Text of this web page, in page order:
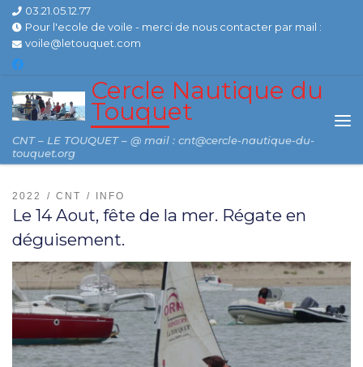
Skip to content
03.21.05.12.77
Pour l'ecole de voile - merci de nous contacter par mail :
voile@letouquet.com
Cercle Nautique du
Touquet
CNT – LE TOUQUET – @ mail : cnt@cercle-nautique-du-
touquet.org
2022 CNT INFO
Le 14 Aout, fête de la mer. Régate en
déguisement.